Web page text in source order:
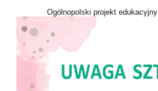
Ogólnopolski projekt edukacyjny